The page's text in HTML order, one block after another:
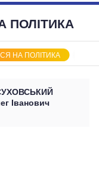
ПОЛІТИКА
НА ПОЛІТИКА
Іванович